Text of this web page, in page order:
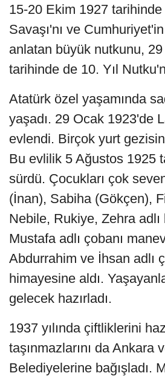
15-20 Ekim 1927
Savaşı'nı ve
anlatan büyük nutkunu,
tarihinde de 10. Yıl
Atatürk özel yaşamında
yaşadı. 29 Ocak 1923'de
evlendi. Birçok yurt
Bu evlilik 5 Ağustos 1925
sürdü. Çocukları çok
(İnan), Sabiha (Gökçen),
Nebile, Rukiye, Zehra adlı
Mustafa adlı çobanı
Abdurrahim ve İhsan adlı
himayesine aldı.
gelecek hazırladı.
1937 yılında çiftliklerini
taşınmazlarını da Ankara
Belediyelerine bağışladı.